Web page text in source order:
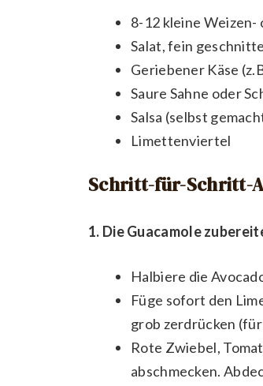
8-12 kleine
Salat, fein
Geriebener Käse
Saure Sahne oder
Salsa (selbst
Limettenviertel
Schritt-für-Schritt-
1. Die Guacamole
Halbiere die
Füge sofort den
grob zerdrücken
Rote Zwiebel,
abschmecken.